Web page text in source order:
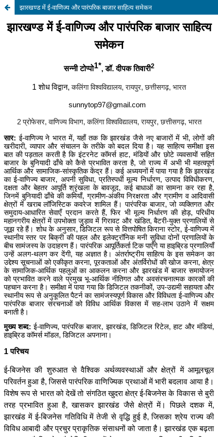
झारखण्ड में ई-वाणिज्य और पारंपरिक बाजार साहित्य समेकन